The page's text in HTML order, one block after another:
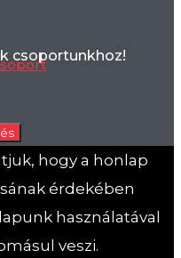
csoportunkhoz!
hogy a honlap
érdekében
használatával
veszi.